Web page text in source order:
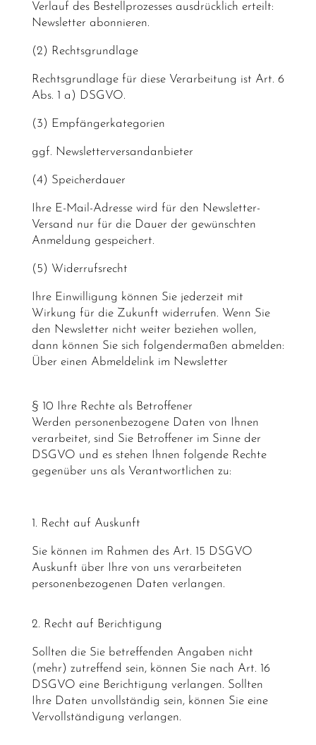
Verlauf des Bestellprozesses ausdrücklich erteilt:
Newsletter abonnieren.
(2) Rechtsgrundlage
Rechtsgrundlage für diese Verarbeitung ist Art. 6
Abs. 1 a) DSGVO.
(3) Empfängerkategorien
ggf. Newsletterversandanbieter
(4) Speicherdauer
Ihre E-Mail-Adresse wird für den Newsletter-
Versand nur für die Dauer der gewünschten
Anmeldung gespeichert.
(5) Widerrufsrecht
Ihre Einwilligung können Sie jederzeit mit
Wirkung für die Zukunft widerrufen. Wenn Sie
den Newsletter nicht weiter beziehen wollen,
dann können Sie sich folgendermaßen abmelden:
Über einen Abmeldelink im Newsletter
§ 10 Ihre Rechte als Betroffener
Werden personenbezogene Daten von Ihnen
verarbeitet, sind Sie Betroffener im Sinne der
DSGVO und es stehen Ihnen folgende Rechte
gegenüber uns als Verantwortlichen zu:
1. Recht auf Auskunft
Sie können im Rahmen des Art. 15 DSGVO
Auskunft über Ihre von uns verarbeiteten
personenbezogenen Daten verlangen.
2. Recht auf Berichtigung
Sollten die Sie betreffenden Angaben nicht
(mehr) zutreffend sein, können Sie nach Art. 16
DSGVO eine Berichtigung verlangen. Sollten
Ihre Daten unvollständig sein, können Sie eine
Vervollständigung verlangen.